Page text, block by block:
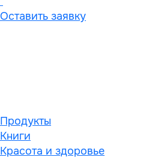
Оставить заявку
Продукты
Книги
Красота и здоровье